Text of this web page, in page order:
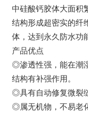
中硅酸钙胶体大面积
结构形成超密实的纤
体，达到永久防水功
产品优点
◎渗透性强，能在潮
结构有补强作用。
◎具有自动修复微裂
◎属无机物，不易老